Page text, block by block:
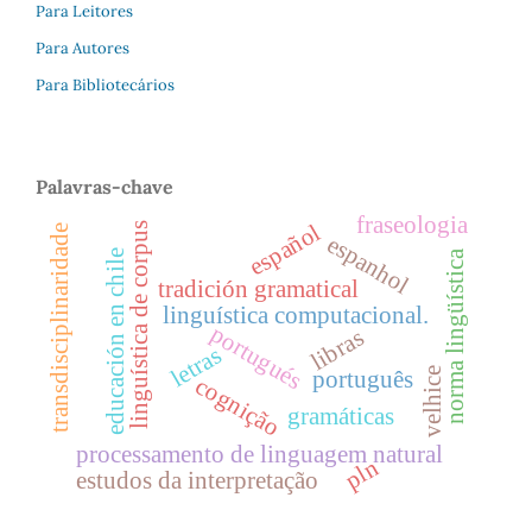
Para Leitores
Para Autores
Para Bibliotecários
Palavras-chave
linguística de corpus
processamento de linguagem natural
linguística computacional.
letras
cognição
educación en chile gramáticas
tradición gramatical norma lingüística
portugués
español
português
espanhol
estudos da interpretação
libras
fraseologia
pln
velhice
transdisciplinaridade